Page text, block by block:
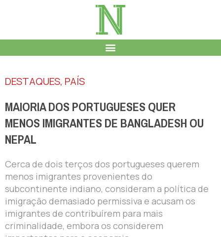
DESTAQUES, PAÍS
MAIORIA DOS PORTUGUESES QUER
MENOS IMIGRANTES DE BANGLADESH OU
NEPAL
Cerca de dois terços dos portugueses querem
menos imigrantes provenientes do
subcontinente indiano, consideram a política de
imigração demasiado permissiva e acusam os
imigrantes de contribuírem para mais
criminalidade, embora os considerem